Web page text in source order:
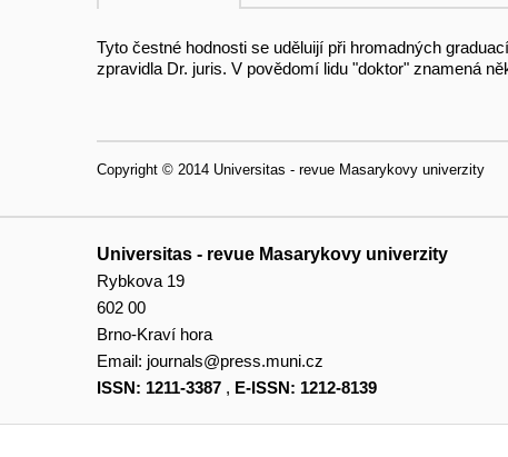
Tyto čestné hodnosti se uděluijí při hromadných
zpravidla Dr. juris. V povědomí lidu "doktor" znamená
Copyright © 2014 Universitas - revue Masarykovy univerzity
Universitas - revue Masarykovy univerzity
Rybkova 19
602 00
Brno-Kraví hora
Email: journals@press.muni.cz
ISSN: 1211-3387 , E-ISSN: 1212-8139